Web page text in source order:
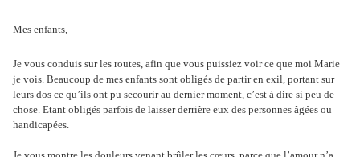
Mes enfants,
Je vous conduis sur les routes, afin que vous puissiez voir ce que moi Marie
je vois. Beaucoup de mes enfants sont obligés de partir en exil, portant sur
leurs dos ce qu’ils ont pu secourir au dernier moment, c’est à dire si peu de
chose. Etant obligés parfois de laisser derrière eux des personnes âgées ou
handicapées.
Je vous montre les douleurs venant brûler les cœurs, parce que l’amour n’a